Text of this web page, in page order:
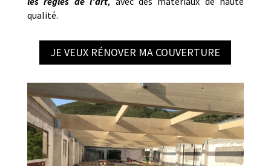
qualité.
JE VEUX RÉNOVER MA COUVERTURE